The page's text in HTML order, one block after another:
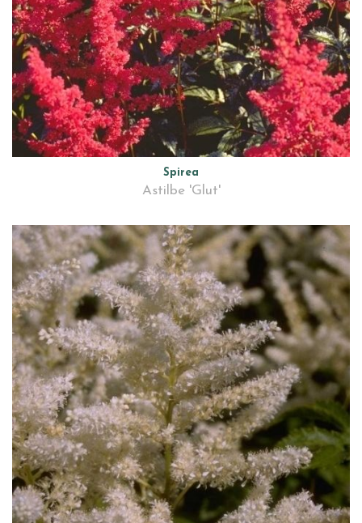
Spirea
Astilbe 'Glut'